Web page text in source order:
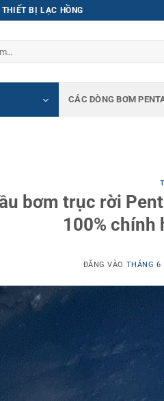
BỊ LẠC HỒNG
CÁC DÒNG BƠM
bơm trục rời
100% chính
ĐĂNG VÀO THÁNG 6